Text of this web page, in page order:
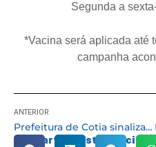
Segunda a
*Vacina será aplicada até
campanha
ANTERIOR
Prefeitura de Cotia sinaliza as vagas de parada para transporte de aplicativo
Compartilhe esta notícia: